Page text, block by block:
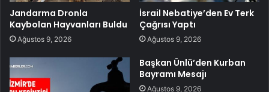
Jandarma Dronla
Kaybolan Hayvanları Buldu
Ağustos 9, 2026
İsrail Nebatiye’den Ev Terk
Çağrısı Yaptı
Ağustos 9, 2026
Başkan Ünlü’den Kurban
Bayramı Mesajı
Ağustos 9, 2026